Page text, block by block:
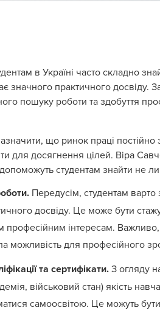
в Україні часто складно
значного практичного досвіду.
пошуку роботи та здобуття
що ринок праці постійно
для досягнення цілей. Віра
студентам знайти не
Передусім, студентам
досвіду. Це може бути
професійним інтересам.
можливість для професійного
та сертифікати.З огляду
військовий стан) якість
самоосвітою. Це можуть